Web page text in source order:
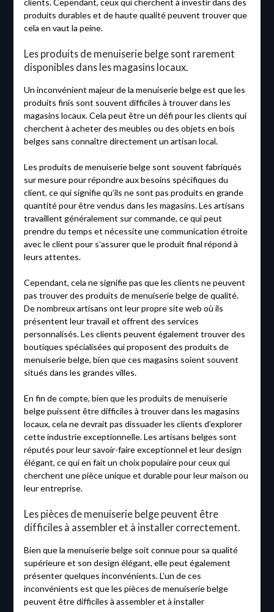
clients. Cependant, ceux qui cherchent à investir dans des
produits durables et de haute qualité peuvent trouver que
cela en vaut la peine.
Les produits de menuiserie belge sont rarement
disponibles dans les magasins locaux.
Un inconvénient majeur de la menuiserie belge est que les
produits finis sont souvent difficiles à trouver dans les
magasins locaux. Cela peut être un défi pour les clients qui
cherchent à acheter des meubles ou des objets en bois
belges sans connaître directement un artisan local.
Les produits de menuiserie belge sont souvent fabriqués
sur mesure pour répondre aux besoins spécifiques du
client, ce qui signifie qu’ils ne sont pas produits en grande
quantité pour être vendus dans les magasins. Les artisans
travaillent généralement sur commande, ce qui peut
prendre du temps et nécessite une communication étroite
avec le client pour s’assurer que le produit final répond à
leurs attentes.
Cependant, cela ne signifie pas que les clients ne peuvent
pas trouver des produits de menuiserie belge de qualité.
De nombreux artisans ont leur propre site web où ils
présentent leur travail et offrent des services
personnalisés. Les clients peuvent également trouver des
boutiques spécialisées qui proposent des produits de
menuiserie belge, bien que ces magasins soient souvent
situés dans les grandes villes.
En fin de compte, bien que les produits de menuiserie
belge puissent être difficiles à trouver dans les magasins
locaux, cela ne devrait pas dissuader les clients d’explorer
cette industrie exceptionnelle. Les artisans belges sont
réputés pour leur savoir-faire exceptionnel et leur design
élégant, ce qui en fait un choix populaire pour ceux qui
cherchent une pièce unique et durable pour leur maison ou
leur entreprise.
Les pièces de menuiserie belge peuvent être
difficiles à assembler et à installer correctement.
Bien que la menuiserie belge soit connue pour sa qualité
supérieure et son design élégant, elle peut également
présenter quelques inconvénients. L’un de ces
inconvénients est que les pièces de menuiserie belge
peuvent être difficiles à assembler et à installer